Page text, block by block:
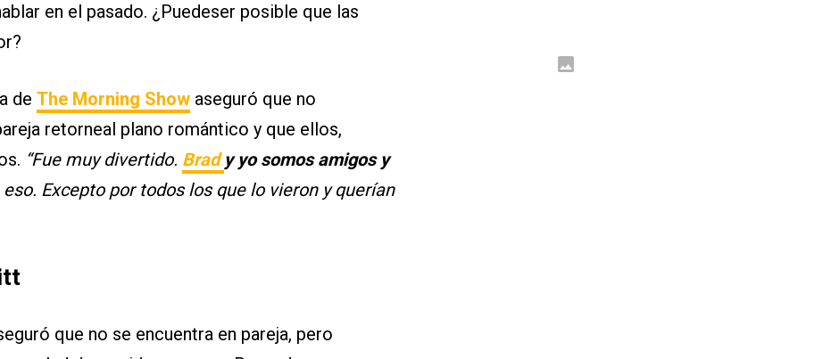
en el pasado. ¿Puedeser posible que las
de The Morning Show aseguró que no
retorneal plano romántico y que ellos,
“Fue muy divertido. Brady yo somos amigos y
Excepto por todos los que lo vieron y querían
que no se encuentra en pareja, pero